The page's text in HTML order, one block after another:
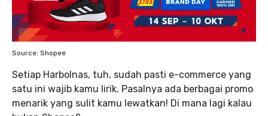
Source: Shopee
Setiap Harbolnas, tuh, sudah pasti e-commerce yang
satu ini wajib kamu lirik. Pasalnya ada berbagai promo
menarik yang sulit kamu lewatkan! Di mana lagi kalau